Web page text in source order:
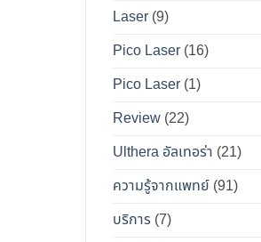
Laser (9)
Pico Laser (16)
Pico Laser (1)
Review (22)
Ulthera อัลเทอร่า (21)
ความรู้จากแพทย์ (91)
บริการ (7)